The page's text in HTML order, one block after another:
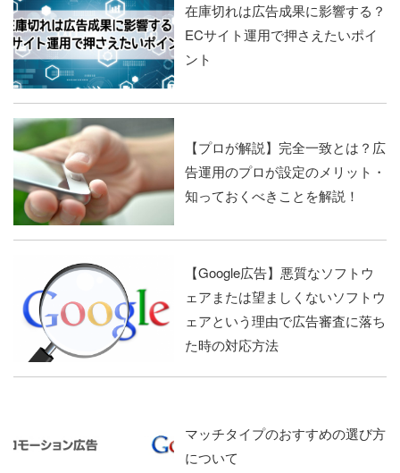
在庫切れは広告成果に影響する？
ECサイト運用で押さえたいポイ
ント
【プロが解説】完全一致とは？広
告運用のプロが設定のメリット・
知っておくべきことを解説！
【Google広告】悪質なソフトウ
ェアまたは望ましくないソフトウ
ェアという理由で広告審査に落ち
た時の対応方法
マッチタイプのおすすめの選び方
について